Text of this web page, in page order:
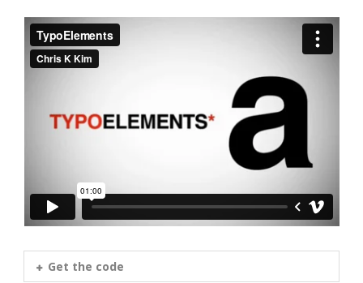
Get the code